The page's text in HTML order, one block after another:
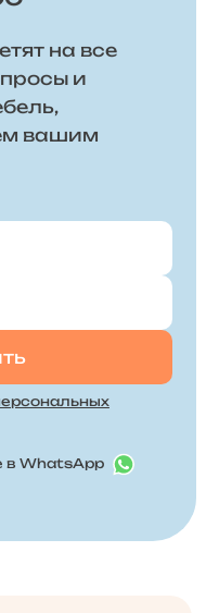
на все
и
вашим
в WhatsApp